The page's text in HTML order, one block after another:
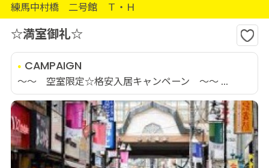
練馬中村橋 二号館 Ｔ・Ｈ
☆満室御礼☆
CAMPAIGN
～～ 空室限定☆格安入居キャンペーン ～～ ...